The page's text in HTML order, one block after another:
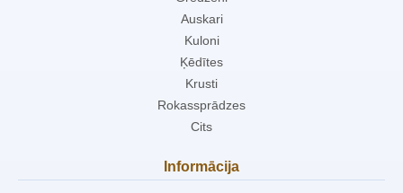
Auskari
Kuloni
Ķēdītes
Krusti
Rokassprādzes
Cits
Informācija